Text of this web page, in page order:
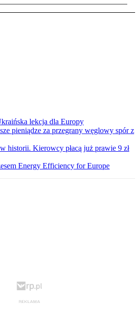
lekcja dla Europy
pieniądze za przegrany węglowy spór z
historii. Kierowcy płacą już prawie 9 zł
Energy Efficiency for Europe